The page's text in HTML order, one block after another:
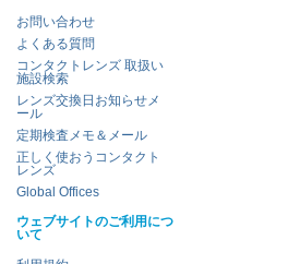
お問い合わせ
よくある質問
コンタクトレンズ 取扱い
施設検索
レンズ交換日お知らせメ
ール
定期検査メモ＆メール
正しく使おうコンタクト
レンズ
Global Offices
ウェブサイトのご利用につ
いて